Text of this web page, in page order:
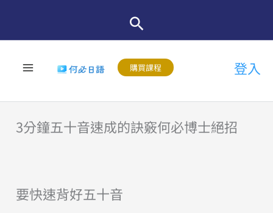
購買課程 登入
3分鐘五十音速成的訣竅何必博士絕招
要快速背好五十音